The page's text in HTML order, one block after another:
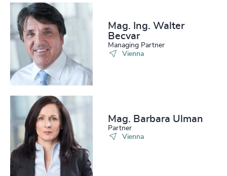
Mag. Ing. Walter
Becvar
Managing Partner
Vienna
Mag. Barbara Ulman
Partner
Vienna